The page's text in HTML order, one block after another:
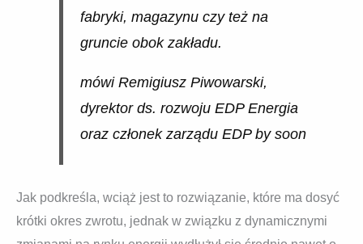
fabryki, magazynu czy też na
gruncie obok zakładu.
mówi Remigiusz Piwowarski,
dyrektor ds. rozwoju EDP Energia
oraz członek zarządu EDP by soon
Jak podkreśla, wciąż jest to rozwiązanie, które ma dosyć
krótki okres zwrotu, jednak w związku z dynamicznymi